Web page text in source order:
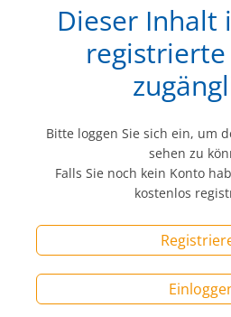
Dieser Inhalt
Bitte loggen Sie sich ein, um
sehen zu
Falls Sie noch kein Konto
kostenlos